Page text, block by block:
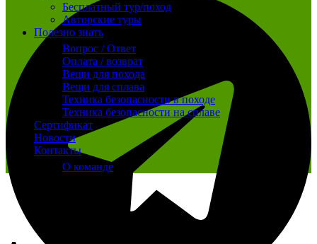
Бесплатный тур/поход
Авторские туры
Полезно знать
Вопрос / Ответ
Оплата / возврат
Вещи для похода
Вещи для сплава
Техника безопасности в походе
Техника безопасности на сплаве
Сертификат
Новости
Контакты
О команде
Распродано